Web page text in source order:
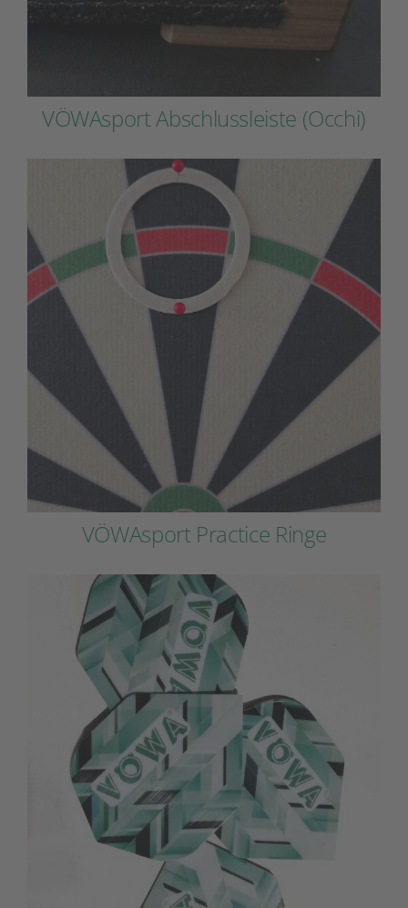
VÖWAsport Abschlussleiste (Occhi)
VÖWAsport Practice Ringe